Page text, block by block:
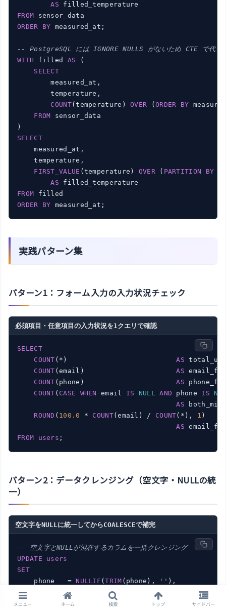
AS
FROM
ORDER
BY measured_at;
-- PostgreSQL には IGNORE NULLS がないため CTE で代替
WITH filled AS (
SELECT
        measured_at,
        temperature,
COUNT(temperature) OVER ( ORDER BY
FROM sensor_data
SELECT
    measured_at,
    temperature,
FIRST_VALUE (temperature) OVER ( PARTITION BY
AS
FROM
ORDER
BY measured_at;
実践パターン集
パターン1：フォーム入力の入力状況チェック
必須項目・任意項目の入力状況を1クエリで確認
SELECT
COUNT (*) AS
COUNT (email) AS
COUNT (phone) AS
COUNT ( CASE WHEN email IS NULL AND phone IS
AS
ROUND ( 100.0 * COUNT(email) / COUNT(*), 1 )
AS
FROM
users ;
パターン2：データクレンジング（空文字・NULLの統
一）
空文字をNULLに統一してからCOALESCEで補完
-- 空文字とNULLが混在するカラムを一括クレンジング
UPDATE
users
SET
    phone   =
NULLIF (TRIM (phone), '' ),
    address =
TRIM (address),
WHERE
phone = address = ;
メニュー ホーム 検索 トップ サイドバー